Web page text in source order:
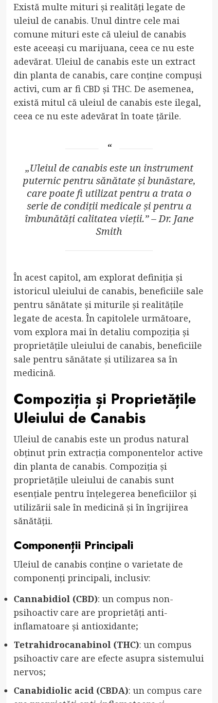
Există multe mituri și realități legate de
uleiul de canabis. Unul dintre cele mai
comune mituri este că uleiul de canabis
este aceeași cu marijuana, ceea ce nu este
adevărat. Uleiul de canabis este un extract
din planta de canabis, care conține compuși
activi, cum ar fi CBD și THC. De asemenea,
există mitul că uleiul de canabis este ilegal,
ceea ce nu este adevărat în toate țările.
„Uleiul de canabis este un instrument
puternic pentru sănătate și bunăstare,
care poate fi utilizat pentru a trata o
serie de condiții medicale și pentru a
îmbunătăți calitatea vieții.” – Dr. Jane
Smith
În acest capitol, am explorat definiția și
istoricul uleiului de canabis, beneficiile sale
pentru sănătate și miturile și realitățile
legate de acesta. În capitolele următoare,
vom explora mai în detaliu compoziția și
proprietățile uleiului de canabis, beneficiile
sale pentru sănătate și utilizarea sa în
medicină.
Compoziția și Proprietățile
Uleiului de Canabis
Uleiul de canabis este un produs natural
obținut prin extracția componentelor active
din planta de canabis. Compoziția și
proprietățile uleiului de canabis sunt
esențiale pentru înțelegerea beneficiilor și
utilizării sale în medicină și în îngrijirea
sănătății.
Componenții Principali
Uleiul de canabis conține o varietate de
componenți principali, inclusiv:
Cannabidiol (CBD): un compus non-
psihoactiv care are proprietăți anti-
inflamatoare și antioxidante;
Tetrahidrocanabinol (THC): un compus
psihoactiv care are efecte asupra sistemului
nervos;
Canabidiolic acid (CBDA): un compus care